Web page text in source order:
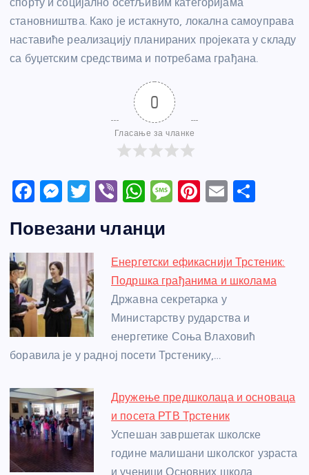
становништва. Како је истакнуто, локална самоуправа
наставиће реализацију планираних пројеката у складу
са буџетским средствима и потребама грађана.
0
Гласање за чланке
F
c
e
b
o
o
k
M
ss
e
n
g
er
T
itt
er
Vi
er
W
at
s
A
p
p
M
a
g
e
Pi
e
st
E
e
Повезани чланци
Енергетски ефикаснији Трстеник:
Подршка грађанима и школама
Државна секретарка у
Министарству рударства и
енергетике Соња Влаховић
боравила је у радној посети Трстенику,…
Дружење предшколаца и основаца
и посета РТВ Трстеник
Успешан завршетак школске
године малишани школског узраста
и ученици Основних школа